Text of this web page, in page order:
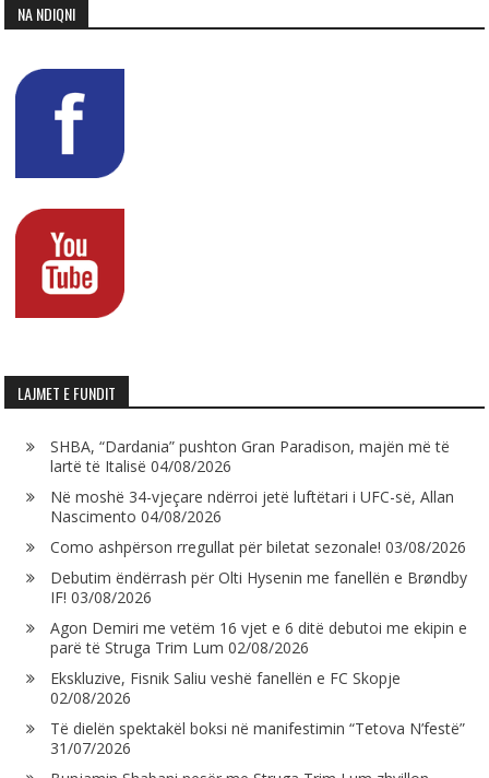
NA NDIQNI
LAJMET E FUNDIT
SHBA, “Dardania” pushton Gran Paradison, majën më të
lartë të Italisë 04/08/2026
Në moshë 34-vjeçare ndërroi jetë luftëtari i UFC-së, Allan
Nascimento 04/08/2026
Como ashpërson rregullat për biletat sezonale! 03/08/2026
Debutim ëndërrash për Olti Hysenin me fanellën e Brøndby
IF! 03/08/2026
Agon Demiri me vetëm 16 vjet e 6 ditë debutoi me ekipin e
parë të Struga Trim Lum 02/08/2026
Ekskluzive, Fisnik Saliu veshë fanellën e FC Skopje
02/08/2026
Të dielën spektakël boksi në manifestimin “Tetova N’festë”
31/07/2026